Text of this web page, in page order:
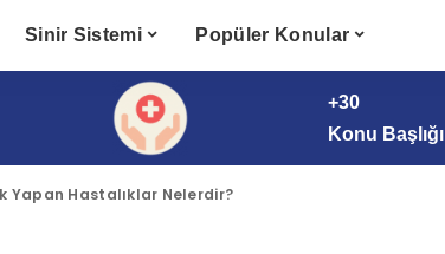
Sinir Sistemi Popüler Konular
+30
Konu Başlığı
Yapan Hastalıklar Nelerdir?